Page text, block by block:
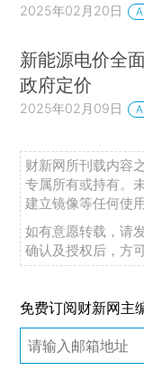
2025年02月20日
新能源电价全
政府定价
2025年02月09日
财新网所刊载内容
专属所有或持有。
建立镜像等任何使用
如有意愿转载，请
确认及授权后，方
免费订阅财新网主